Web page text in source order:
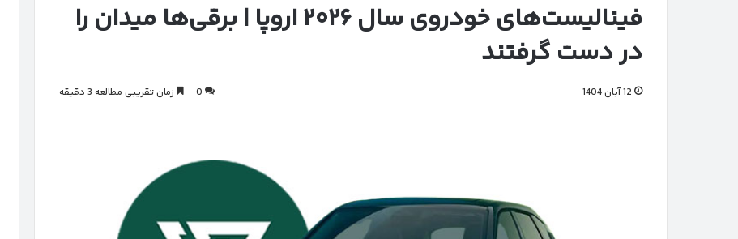
فینالیست‌های خودروی سال ۲۰۲۶ اروپا | برقی‌ها میدان را
در دست گرفتند
12 آبان 1404 0 زمان تقریبی مطالعه 3 دقیقه